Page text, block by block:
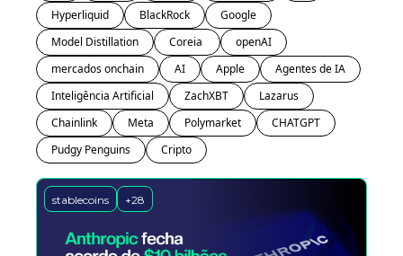
Hyperliquid
BlackRock
Google
Model Distillation
openAI
mercados onchain
AI Apple
Agentes de IA
Inteligência Artificial
ZachXBT
Lazarus
Chainlink
Meta Polymarket
CHATGPT
Pudgy Penguins
Cripto
stablecoins +28